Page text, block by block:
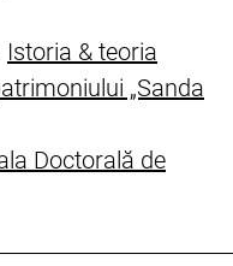
Istoria & teoria
„Sanda
Doctorală de